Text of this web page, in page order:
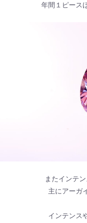
年間１ピース
またインテ
主にアーガ
インテンス